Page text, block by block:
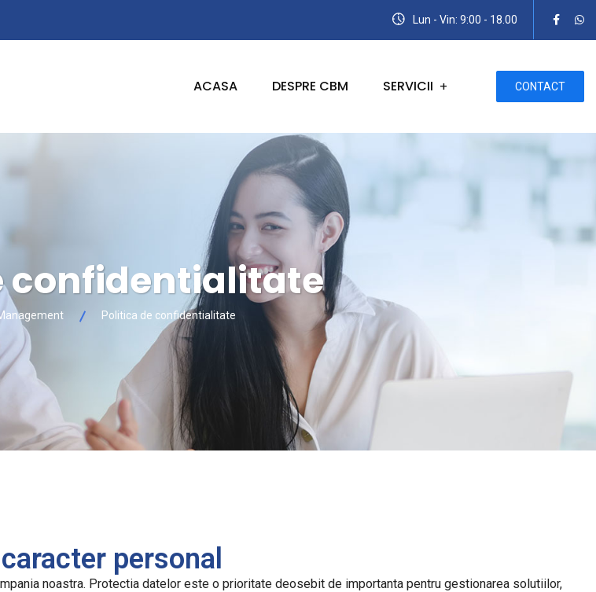
Lun - Vin: 9:00 - 18.00
ACASA DESPRE CBM SERVICII CONTACT
confidentialitate
Politica de confidentialitate
personal
noastra. Protectia datelor este o prioritate deosebit de importanta pentru gestionarea solutiilor,